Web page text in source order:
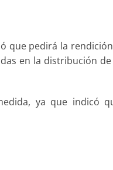
que pedirá la
en la distribución
ya que indicó